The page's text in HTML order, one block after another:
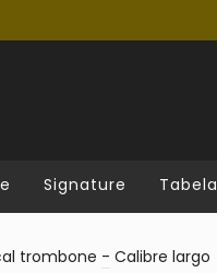
Signature Tabela
trombone - Calibre largo